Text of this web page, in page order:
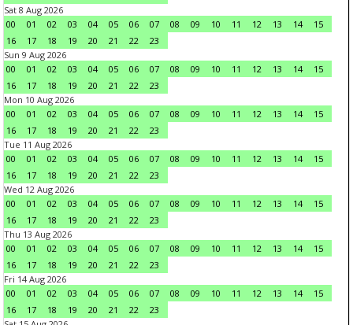
Sat 8 Aug 2026
00
01 02 03 04 05 06 07 08 09 10 11 12 13 14
15
16
17 18 19 20 21 22
23
Sun 9 Aug 2026
00
01 02 03 04 05 06 07 08 09 10 11 12 13 14
15
16
17 18 19 20 21 22
23
Mon 10 Aug 2026
00
01 02 03 04 05 06 07 08 09 10 11 12 13 14
15
16
17 18 19 20 21 22
23
Tue 11 Aug 2026
00
01 02 03 04 05 06 07 08 09 10 11 12 13 14
15
16
17 18 19 20 21 22
23
Wed 12 Aug 2026
00
01 02 03 04 05 06 07 08 09 10 11 12 13 14
15
16
17 18 19 20 21 22
23
Thu 13 Aug 2026
00
01 02 03 04 05 06 07 08 09 10 11 12 13 14
15
16
17 18 19 20 21 22
23
Fri 14 Aug 2026
00
01 02 03 04 05 06 07 08 09 10 11 12 13 14
15
16
17 18 19 20 21 22
23